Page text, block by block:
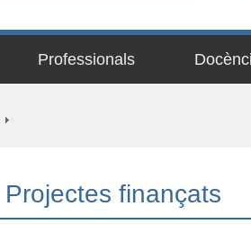
Professionals
Projectes finançats